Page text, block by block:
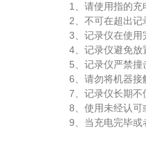
1、请使用指的充
2、不可在超出记录
3、记录仪在使用完
4、记录仪避免放置
5、记录仪严禁撞击
6、请勿将机器接触
7、记录仪长期不使
8、使用未经认可或
9、当充电完毕或者